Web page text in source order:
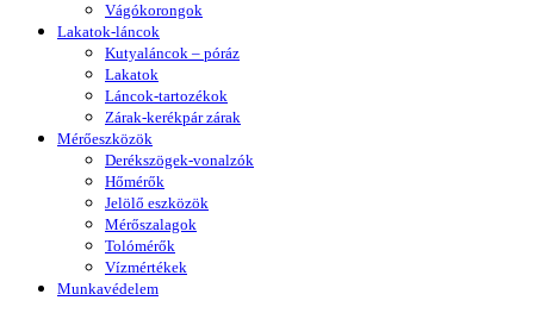
Vágókorongok
Lakatok-láncok
Kutyaláncok – póráz
Lakatok
Láncok-tartozékok
Zárak-kerékpár zárak
Mérőeszközök
Derékszögek-vonalzók
Hőmérők
Jelölő eszközök
Mérőszalagok
Tolómérők
Vízmértékek
Munkavédelem